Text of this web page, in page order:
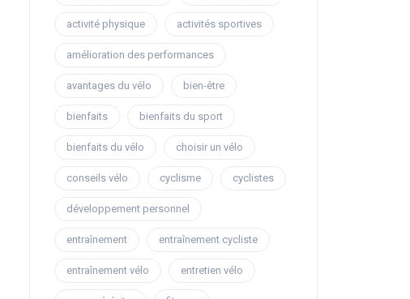
activité physique activités sportives
amélioration des performances
avantages du vélo bien-être
bienfaits bienfaits du sport
bienfaits du vélo choisir un vélo
conseils vélo cyclisme cyclistes
développement personnel
entraînement entraînement cycliste
entraînement vélo entretien vélo